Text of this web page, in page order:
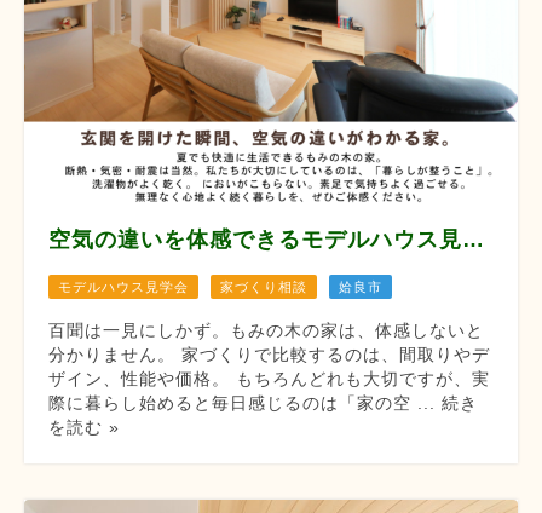
空気の違いを体感できるモデルハウス見学会 【8月12/13/14/22/23/29/30】
モデルハウス見学会 家づくり相談 姶良市
百聞は一見にしかず。もみの木の家は、体感しないと
分かりません。 家づくりで比較するのは、間取りやデ
ザイン、性能や価格。 もちろんどれも大切ですが、実
際に暮らし始めると毎日感じるのは「家の空 ... 続き
を読む »